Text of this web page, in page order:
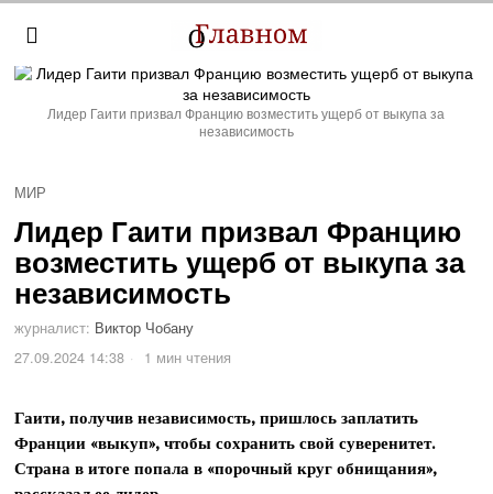
Лидер Гаити призвал Францию возместить ущерб от выкупа за
независимость
МИР
Лидер Гаити призвал Францию
возместить ущерб от выкупа за
независимость
журналист: Виктор Чобану
27.09.2024 14:38
1 мин чтения
Гаити, получив независимость, пришлось заплатить
Франции «выкуп», чтобы сохранить свой суверенитет.
Страна в итоге попала в «порочный круг обнищания»,